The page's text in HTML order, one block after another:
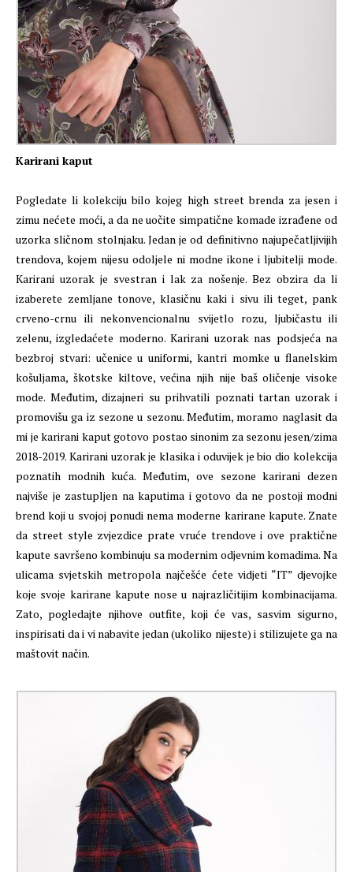
Karirani kaput
Pogledate li kolekciju bilo kojeg high street brenda za jesen i
zimu nećete moći, a da ne uočite simpatične komade izrađene od
uzorka sličnom stolnjaku. Jedan je od definitivno najupečatljivijih
trendova, kojem nijesu odoljele ni modne ikone i ljubitelji mode.
Karirani uzorak je svestran i lak za nošenje. Bez obzira da li
izaberete zemljane tonove, klasičnu kaki i sivu ili teget, pank
crveno-crnu ili nekonvencionalnu svijetlo rozu, ljubičastu ili
zelenu, izgledaćete moderno. Karirani uzorak nas podsjeća na
bezbroj stvari: učenice u uniformi, kantri momke u flanelskim
košuljama, škotske kiltove, većina njih nije baš oličenje visoke
mode. Međutim, dizajneri su prihvatili poznati tartan uzorak i
promovišu ga iz sezone u sezonu. Međutim, moramo naglasit da
mi je karirani kaput gotovo postao sinonim za sezonu jesen/zima
2018-2019. Karirani uzorak je klasika i oduvijek je bio dio kolekcija
poznatih modnih kuća. Međutim, ove sezone karirani dezen
najviše je zastupljen na kaputima i gotovo da ne postoji modni
brend koji u svojoj ponudi nema moderne karirane kapute. Znate
da street style zvjezdice prate vruće trendove i ove praktične
kapute savršeno kombinuju sa modernim odjevnim komadima. Na
ulicama svjetskih metropola najčešće ćete vidjeti “IT” djevojke
koje svoje karirane kapute nose u najrazličitijim kombinacijama.
Zato, pogledajte njihove outfite, koji će vas, sasvim sigurno,
inspirisati da i vi nabavite jedan (ukoliko nijeste) i stilizujete ga na
maštovit način.